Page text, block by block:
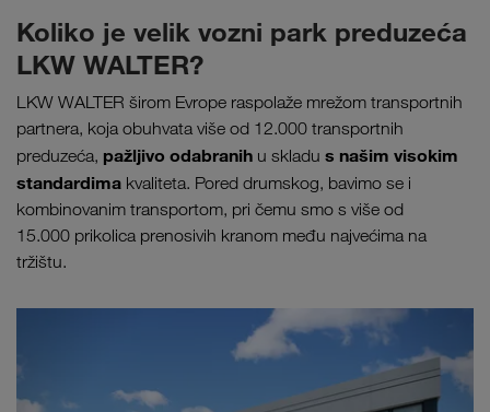
Koliko je velik vozni park preduzeća
LKW WALTER?
LKW WALTER širom Evrope raspolaže mrežom transportnih
partnera, koja obuhvata više od 12.000 transportnih
preduzeća, pažljivo odabranih u skladu s našim visokim
standardima kvaliteta. Pored drumskog, bavimo se i
kombinovanim transportom, pri čemu smo s više od
15.000 prikolica prenosivih kranom među najvećima na
tržištu.